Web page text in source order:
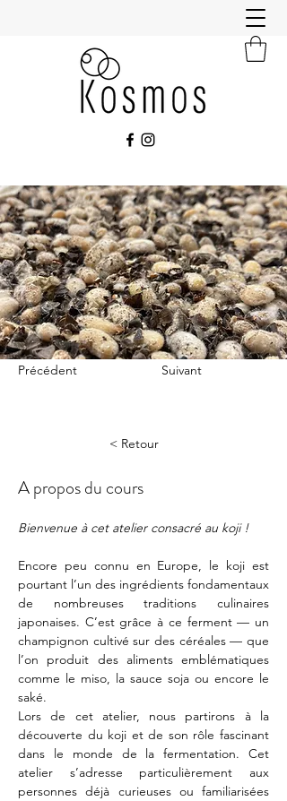
Précédent Suivant
< Retour
A propos du cours
Bienvenue à cet atelier consacré au koji !
Encore peu connu en Europe, le koji est
pourtant l’un des ingrédients fondamentaux
de nombreuses traditions culinaires
japonaises. C’est grâce à ce ferment — un
champignon cultivé sur des céréales — que
l’on produit des aliments emblématiques
comme le miso, la sauce soja ou encore le
saké.
Lors de cet atelier, nous partirons à la
découverte du koji et de son rôle fascinant
dans le monde de la fermentation. Cet
atelier s’adresse particulièrement aux
personnes déjà curieuses ou familiarisées